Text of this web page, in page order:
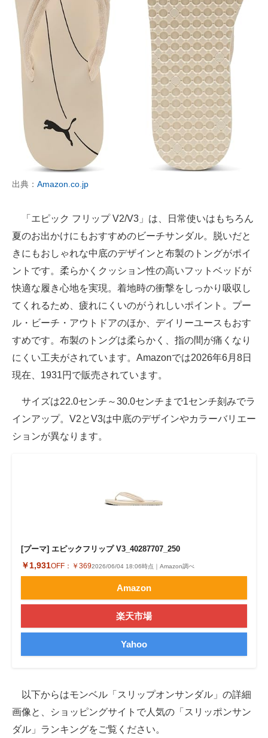
出典： Amazon.co.jp
「エピック フリップ V2/V3」は、日常使いはもちろん
夏のお出かけにもおすすめのビーチサンダル。脱いだと
きにもおしゃれな中底のデザインと布製のトングがポイ
ントです。柔らかくクッション性の高いフットベッドが
快適な履き心地を実現。着地時の衝撃をしっかり吸収し
てくれるため、疲れにくいのがうれしいポイント。プー
ル・ビーチ・アウトドアのほか、デイリーユースもおす
すめです。布製のトングは柔らかく、指の間が痛くなり
にくい工夫がされています。Amazonでは2026年6月8日
現在、1931円で販売されています。
サイズは22.0センチ～30.0センチまで1センチ刻みでラ
インアップ。V2とV3は中底のデザインやカラーバリエー
ションが異なります。
[プーマ] エピックフリップ V3_40287707_250
￥1,931OFF： ￥3692026/06/04 18:06時点｜Amazon調べ
Amazon
楽天市場
Yahoo
以下からはモンベル「スリップオンサンダル」の詳細
画像と、ショッピングサイトで人気の「スリッポンサン
ダル」ランキングをご覧ください。